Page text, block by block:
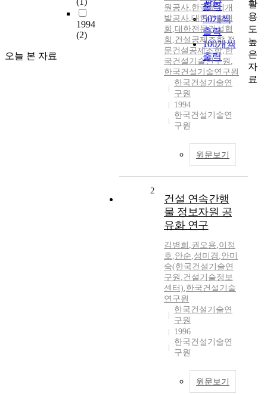
1994
(2)
오늘 본 자료
관순
출력
50개씩
출력
100개씩
출력
원공사,한국토지개
발공사,대한건설협
회 ,대한전문건설협
회 ,건설공제조합,전
문건설공제조합,한
국건설기술연구원 ,
한국건설기술연구원
한국건설기술연
구원
1994
한국건설기술연
구원
원문보기
2
건설 연속간행
물 정보자원 공
유화 연구
김병희 ,권오용,이정
호,안순,성미경 ,안미
숙(한국건설기술연
구원 ,건설기술정보
센터),한국건설기술
연구원
한국건설기술연
구원
1996
한국건설기술연
구원
원문보기
활
용
도
높
은
자
료